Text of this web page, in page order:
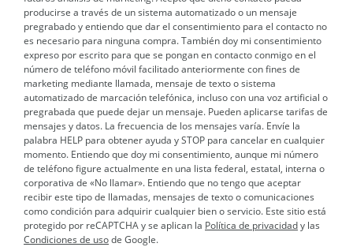
producirse a través de un sistema automatizado o un mensaje
pregrabado y entiendo que dar el consentimiento para el contacto no
es necesario para ninguna compra. También doy mi consentimiento
expreso por escrito para que se pongan en contacto conmigo en el
número de teléfono móvil facilitado anteriormente con fines de
marketing mediante llamada, mensaje de texto o sistema
automatizado de marcación telefónica, incluso con una voz artificial o
pregrabada que puede dejar un mensaje. Pueden aplicarse tarifas de
mensajes y datos. La frecuencia de los mensajes varía. Envíe la
palabra HELP para obtener ayuda y STOP para cancelar en cualquier
momento. Entiendo que doy mi consentimiento, aunque mi número
de teléfono figure actualmente en una lista federal, estatal, interna o
corporativa de «No llamar». Entiendo que no tengo que aceptar
recibir este tipo de llamadas, mensajes de texto o comunicaciones
como condición para adquirir cualquier bien o servicio. Este sitio está
protegido por reCAPTCHA y se aplican la Política de privacidady las
Condiciones de usode Google.